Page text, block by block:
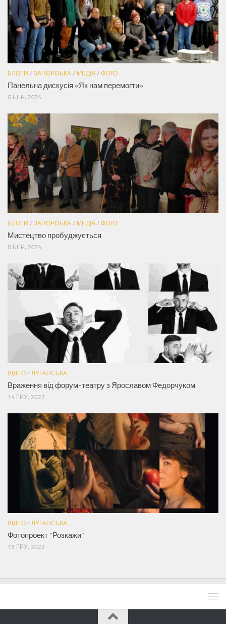
БЛОГИ / ЗАПОРІЗЬКА / МЕДІА / ФОТО
Панельна дискусія «Як нам перемогти»
6 БЕР, 2024
БЛОГИ / ЗАПОРІЗЬКА / МЕДІА / ФОТО
Мистецтво пробуджується
6 БЕР, 2024
ВІДЕО / ЛУГАНСЬКА
Враження від форум-театру з Ярославом Федорчуком
14 ГРУ, 2022
ВІДЕО / ЛУГАНСЬКА
Фотопроект “Розкажи”
13 ГРУ, 2022